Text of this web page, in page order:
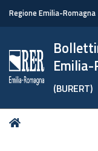
Regione Emilia-Romagna
Emilia-
(BURERT)
Tu